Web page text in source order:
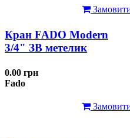
Кран FADO Modern
3/4" ЗВ метелик
0.00 грн
Fado